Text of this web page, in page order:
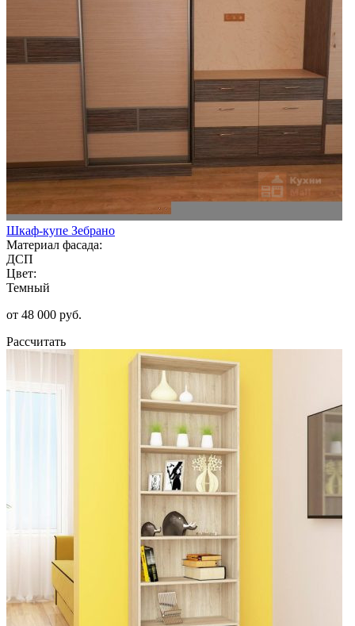
Шкаф-купе Зебрано
Материал фасада:
ДСП
Цвет:
Темный
от 48 000 руб.
Рассчитать